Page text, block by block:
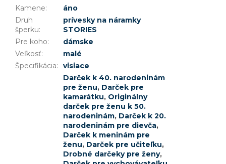
Kamene:
áno
Druh
šperku:
prívesky na náramky
STORIES
Pre koho:
dámske
Veľkosť:
malé
Špecifikácia: visiace
Darček k 40. narodeninám
pre ženu, Darček pre
kamarátku, Originálny
darček pre ženu k 50.
narodeninám, Darček k 20.
narodeninám pre dievča,
Darček k meninám pre
ženu, Darček pre učiteľku,
Drobné darčeky pre ženy,